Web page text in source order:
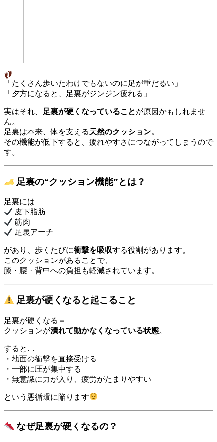
「たくさん歩いたわけでもないのに足が重だるい」
「夕方になると、足裏がジンジン疲れる」
実はそれ、 足裏が硬くなっていることが原因かもしれませ
ん。
足裏は本来、体を支える天然のクッション。
その機能が低下すると、疲れやすさにつながってしまうので
す。
足裏の“クッション機能”とは？
足裏には
皮下脂肪
筋肉
足裏アーチ
があり、歩くたびに衝撃を吸収する役割があります。
このクッションがあることで、
膝・腰・背中への負担も軽減されています。
足裏が硬くなると起こること
足裏が硬くなる＝
クッションが潰れて動かなくなっている状態。
すると…
・地面の衝撃を直接受ける
・一部に圧が集中する
・無意識に力が入り、疲労がたまりやすい
という悪循環に陥ります
なぜ足裏が硬くなるの？